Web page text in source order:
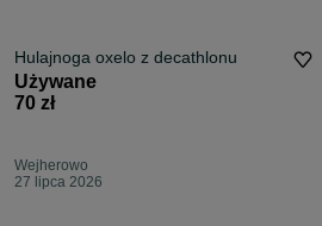
Hulajnoga oxelo z decathlonu
Używane
70 zł
Wejherowo
27 lipca 2026